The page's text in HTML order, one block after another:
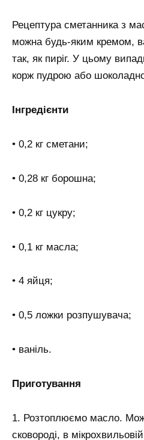
Рецептура сметанника з
можна будь-яким кремом,
так, як пиріг. У цьому
корж пудрою або
Інгредієнти
• 0,2 кг сметани;
• 0,28 кг борошна;
• 0,2 кг цукру;
• 0,1 кг масла;
• 4 яйця;
• 0,5 ложки розпушувача;
• ваніль.
Приготування
1. Розтоплюємо масло.
сковороді, в